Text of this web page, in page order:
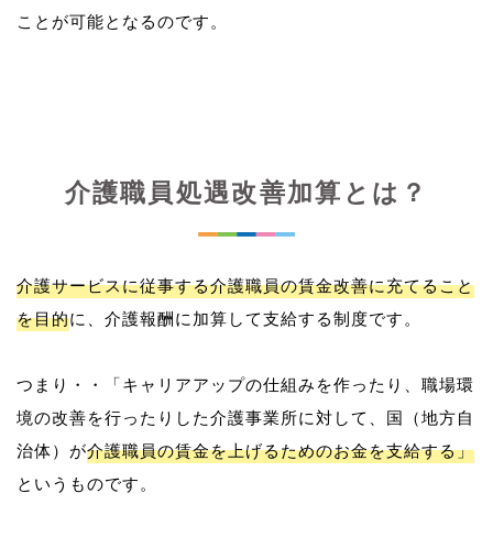
介護職員処遇改善加算とは？
介護サービスに従事する介護職員の賃金改善に充てること
を目的に、介護報酬に加算して支給する制度です。
つまり・・「キャリアアップの仕組みを作ったり、職場環
境の改善を行ったりした介護事業所に対して、国（地方自
治体）が介護職員の賃金を上げるためのお金を支給する」
というものです。